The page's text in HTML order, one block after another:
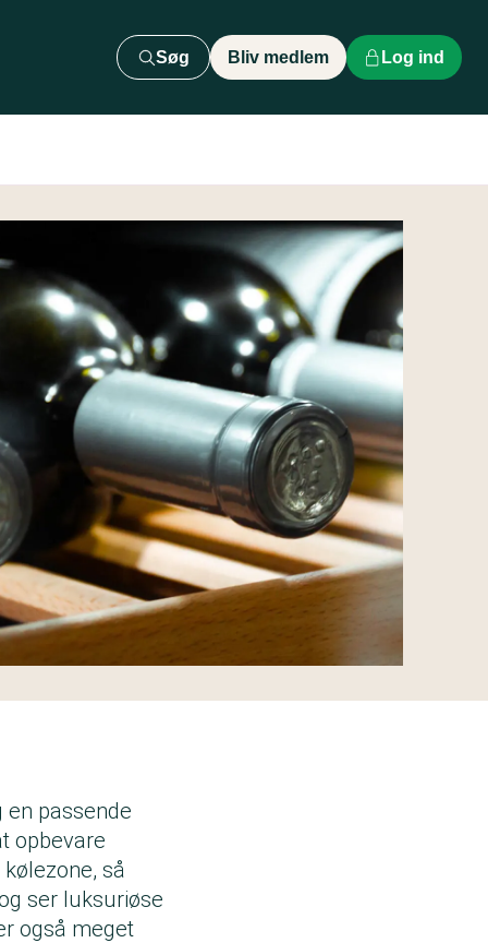
Søg Bliv medlem Log ind
passende
opbevare
så
ser luksuriøse
også meget